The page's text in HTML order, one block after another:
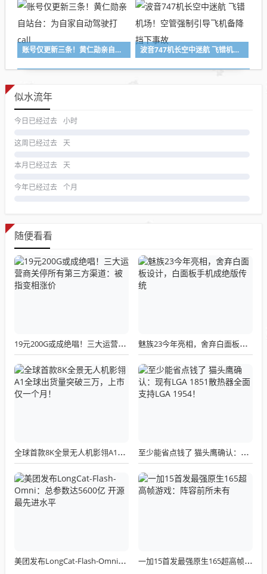
账号仅更新三条！黄仁勋亲自站台：为自家自动驾驶打call 波音747机长空中迷航 飞错机场！空管强制引导飞机备降 挡下事故
似水流年
今日已经过去 小时
这周已经过去 天
本月已经过去 天
今年已经过去 个月
随便看看
19元200G或成绝唱！三大运营商关停所有第三方渠道：被指变相涨价 魅族23今年亮相，舍弃白面板设计，白面板手机成绝版传统
全球首款8K全景无人机影翎A1全球出货量突破三万，上市仅一个月！ 至少能省点钱了 猫头鹰确认：现有LGA 1851散热器全面支持LGA 1954！
美团发布LongCat-Flash-Omni：总参数达5600亿 开源最先进水平 一加15首发最强原生165超高帧游戏：阵容前所未有